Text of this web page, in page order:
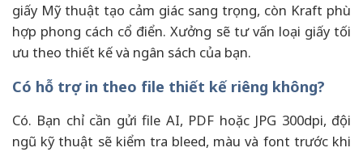
giấy Mỹ thuật tạo cảm giác sang trọng, còn Kraft phù
hợp phong cách cổ điển. Xưởng sẽ tư vấn loại giấy tối
ưu theo thiết kế và ngân sách của bạn.
Có hỗ trợ in theo file thiết kế riêng không?
Có. Bạn chỉ cần gửi file AI, PDF hoặc JPG 300dpi, đội
ngũ kỹ thuật sẽ kiểm tra bleed, màu và font trước khi